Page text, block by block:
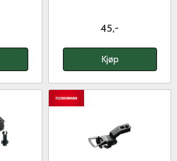
45,-
Kjøp